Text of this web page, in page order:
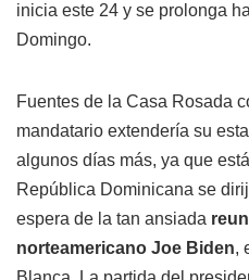
inicia este 24 y se prolonga
Domingo.
Fuentes de la Casa Rosada
mandatario extendería su
algunos días más, ya que
República Dominicana se
espera de la tan ansiada
norteamericano Joe Biden,